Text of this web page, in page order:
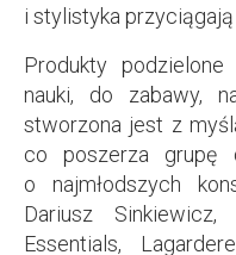
i stylistyka
Produkty
nauki, do zabawy,
stworzona jest z
co poszerza grupę
o najmłodszych
Dariusz Sinkiewicz,
Essentials,